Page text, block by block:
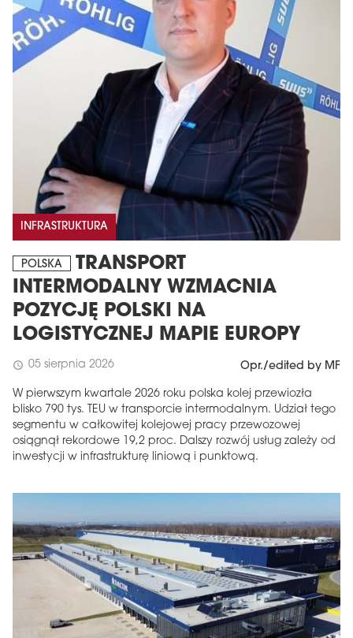
INFRASTRUKTURA
POLSKA
TRANSPORT
INTERMODALNY WZMACNIA
POZYCJĘ POLSKI NA
LOGISTYCZNEJ MAPIE EUROPY
schedule 05 sierpnia 2026 Opr./edited by MF
W pierwszym kwartale 2026 roku polska kolej przewiozła
blisko 790 tys. TEU w transporcie intermodalnym. Udział tego
segmentu w całkowitej kolejowej pracy przewozowej
osiągnął rekordowe 19,2 proc. Dalszy rozwój usług zależy od
inwestycji w infrastrukturę liniową i punktową.